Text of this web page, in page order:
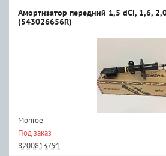
Амортизатор передний 1,5 dCi, 1,6,
(543026656R)
Monroe
Под заказ
8200813791